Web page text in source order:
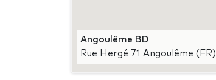
Angoulême BD
Rue Hergé 71 Angoulême (FR)